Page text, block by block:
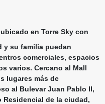
en Torre Sky con
y su familia puedan
comerciales, espacios
varios. Cercano al Mall
lugares más de
al Bulevar Juan Pablo II,
de la ciudad,